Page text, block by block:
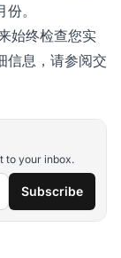
。
始终检查您实
信息，请参阅交
to your inbox.
Subscribe